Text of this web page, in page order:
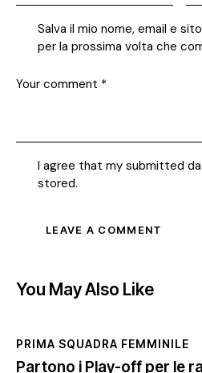
Salva il mio nome, email e
per la prossima volta che
I agree that my submitted
stored.
You May Also Like
PRIMA SQUADRA FEMMINILE
Partono i Play-off per le